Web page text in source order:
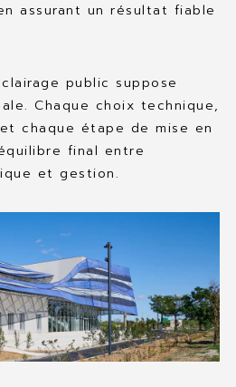
assurant un résultat fiable
public suppose
Chaque choix technique,
chaque étape de mise en
final entre
et gestion.